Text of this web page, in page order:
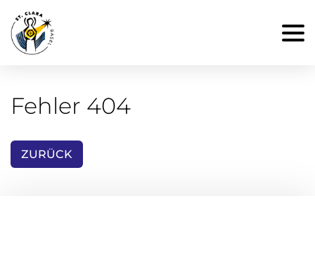
Fehler 404
ZURÜCK